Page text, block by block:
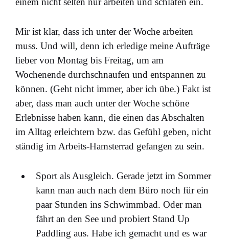
Mir ist klar, dass ich unter der Woche arbeiten
muss. Und will, denn ich erledige meine Aufträge
lieber von Montag bis Freitag, um am
Wochenende durchschnaufen und entspannen zu
können. (Geht nicht immer, aber ich übe.) Fakt ist
aber, dass man auch unter der Woche schöne
Erlebnisse haben kann, die einen das Abschalten
im Alltag erleichtern bzw. das Gefühl geben, nicht
ständig im Arbeits-Hamsterrad gefangen zu sein.
Sport als Ausgleich. Gerade jetzt im Sommer
kann man auch nach dem Büro noch für ein
paar Stunden ins Schwimmbad. Oder man
fährt an den See und probiert Stand Up
Paddling aus. Habe ich gemacht und es war